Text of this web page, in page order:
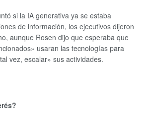
si la IA generativa ya se estaba
de información, los ejecutivos dijeron
aunque Rosen dijo que esperaba que
usaran las tecnologías para
vez, escalar» sus actividades.